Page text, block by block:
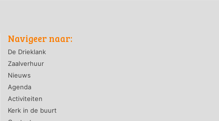
Navigeer naar:
De Drieklank
Zaalverhuur
Nieuws
Agenda
Activiteiten
Kerk in de buurt